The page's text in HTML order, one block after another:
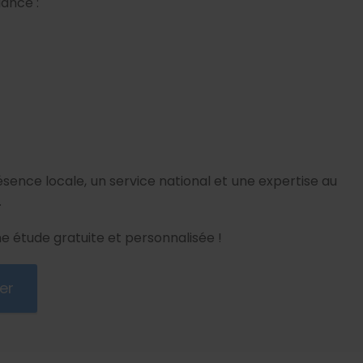
locale, un service national et une expertise au
étude gratuite et personnalisée !